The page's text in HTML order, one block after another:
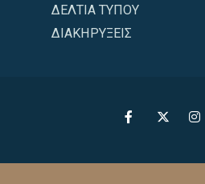
ΔΕΛΤΙΑ ΤΥΠΟΥ
ΔΙΑΚΗΡΥΞΕΙΣ